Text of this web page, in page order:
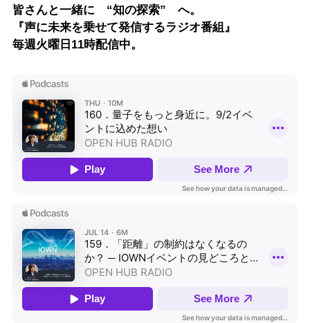
皆さんと一緒に “知の探索” へ。
『声に未来を乗せて発信するラジオ番組』
毎週火曜日11時配信中。